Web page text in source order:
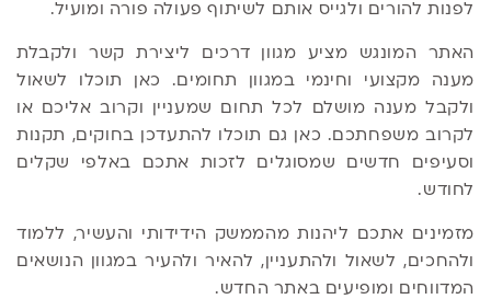
לפנות להורים ולגייס אותם לשיתוף פעולה פורה ומועיל.
האתר המונגש מציע מגוון דרכים ליצירת קשר ולקבלת
מענה מקצועי וחינמי במגוון תחומים. כאן תוכלו לשאול
ולקבל מענה מושלם לכל תחום שמעניין וקרוב אליכם או
לקרוב משפחתכם. כאן גם תוכלו להתעדכן בחוקים, תקנות
וסעיפים חדשים שמסוגלים לזכות אתכם באלפי שקלים
לחודש.
מזמינים אתכם ליהנות מהממשק הידידותי והעשיר, ללמוד
ולהחכים, לשאול ולהתעניין, להאיר ולהעיר במגוון הנושאים
המדווחים ומופיעים באתר החדש.